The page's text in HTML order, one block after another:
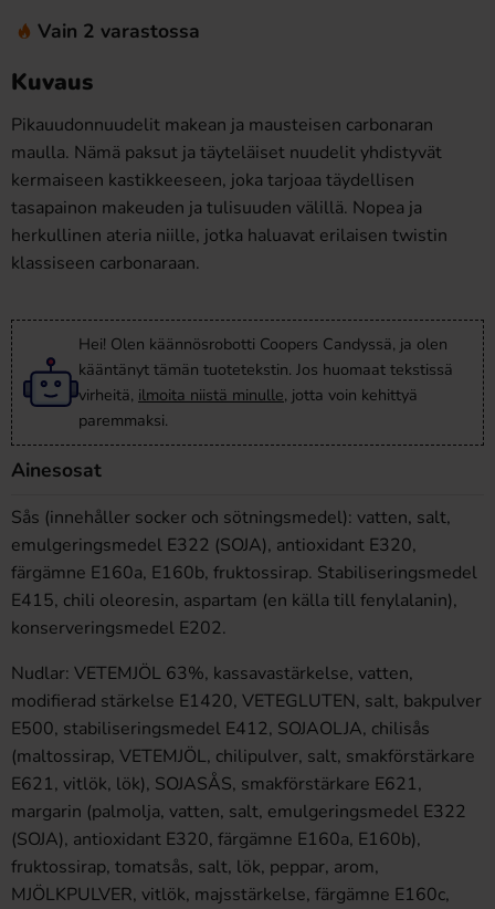
Vain 2 varastossa
Kuvaus
Pikauudonnuudelit makean ja mausteisen carbonaran
maulla. Nämä paksut ja täyteläiset nuudelit yhdistyvät
kermaiseen kastikkeeseen, joka tarjoaa täydellisen
tasapainon makeuden ja tulisuuden välillä. Nopea ja
herkullinen ateria niille, jotka haluavat erilaisen twistin
klassiseen carbonaraan.
Hei! Olen käännösrobotti Coopers Candyssä, ja olen
kääntänyt tämän tuotetekstin. Jos huomaat tekstissä
virheitä, ilmoita niistä minulle, jotta voin kehittyä
paremmaksi.
Ainesosat
Sås (innehåller socker och sötningsmedel): vatten, salt,
emulgeringsmedel E322 (SOJA), antioxidant E320,
färgämne E160a, E160b, fruktossirap. Stabiliseringsmedel
E415, chili oleoresin, aspartam (en källa till fenylalanin),
konserveringsmedel E202.
Nudlar: VETEMJÖL 63%, kassavastärkelse, vatten,
modifierad stärkelse E1420, VETEGLUTEN, salt, bakpulver
E500, stabiliseringsmedel E412, SOJAOLJA, chilisås
(maltossirap, VETEMJÖL, chilipulver, salt, smakförstärkare
E621, vitlök, lök), SOJASÅS, smakförstärkare E621,
margarin (palmolja, vatten, salt, emulgeringsmedel E322
(SOJA), antioxidant E320, färgämne E160a, E160b),
fruktossirap, tomatsås, salt, lök, peppar, arom,
MJÖLKPULVER, vitlök, majsstärkelse, färgämne E160c,